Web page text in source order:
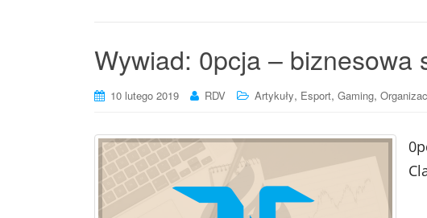
Wywiad: 0pcja – biznesowa
10 lutego 2019 RDV Artykuły, Esport, Gaming,